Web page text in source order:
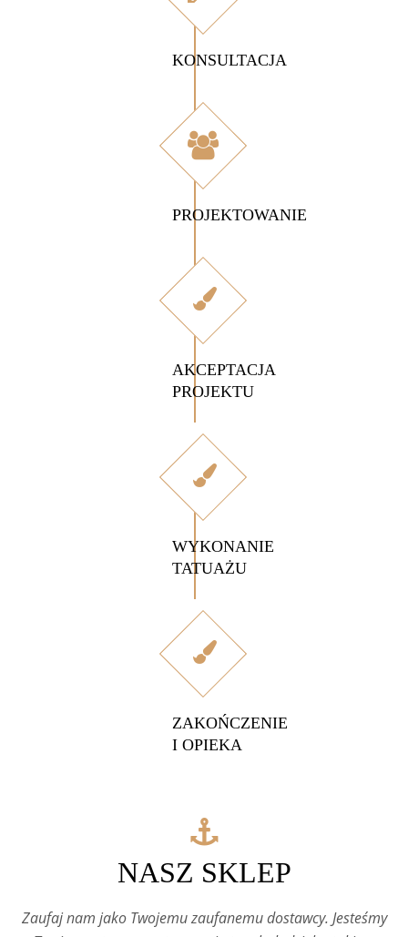
KONSULTACJA
PROJEKTOWANIE
AKCEPTACJA
PROJEKTU
WYKONANIE
TATUAŻU
ZAKOŃCZENIE
I OPIEKA
NASZ SKLEP
Zaufaj nam jako Twojemu zaufanemu dostawcy. Jesteśmy